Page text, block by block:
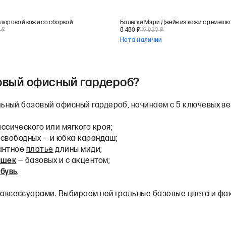
кожи со сборкой
₽
Балетки Мэри Джейн из кожи с
8 480 ₽16 980₽
Нет в наличии
офисный гардероб?
базовый офисный гардероб, начинаем с 5 ключевых
или мягкого кроя;
— и юбка-карандаш;
платье длины миди;
— базовых и с акцентом;
.
аксессуарами. Выбираем нейтральные базовые цвета и